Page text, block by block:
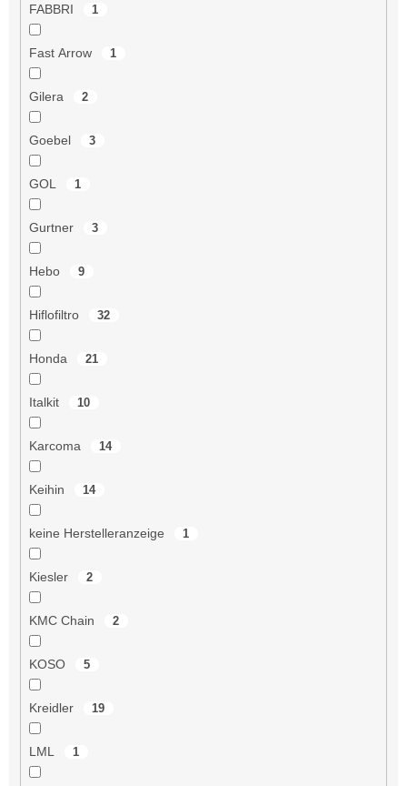
FABBRI 1
Fast Arrow 1
Gilera 2
Goebel 3
GOL 1
Gurtner 3
Hebo 9
Hiflofiltro 32
Honda 21
Italkit 10
Karcoma 14
Keihin 14
keine Herstelleranzeige 1
Kiesler 2
KMC Chain 2
KOSO 5
Kreidler 19
LML 1